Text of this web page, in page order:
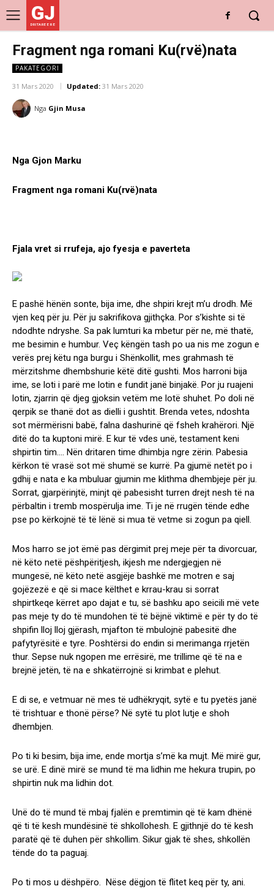
GJ
DRITARE E RE
Fragment nga romani Ku(rvë)nata
PAKATEGORI
31 Mars 2020 Updated: 31 Mars 2020
Nga Gjin Musa
Nga Gjon Marku
Fragment nga romani Ku(rvë)nata
Fjala vret si rrufeja, ajo fyesja e paverteta
E pashë hënën sonte, bija ime, dhe shpiri krejt m’u drodh. Më
vjen keq për ju. Për ju sakrifikova gjithçka. Por s’kishte si të
ndodhte ndryshe. Sa pak lumturi ka mbetur për ne, më thatë,
me besimin e humbur. Veç këngën tash po ua nis me zogun e
verës prej këtu nga burgu i Shënkollit, mes grahmash të
mërzitshme dhembshurie këtë ditë gushti. Mos harroni bija
ime, se loti i parë me lotin e fundit janë binjakë. Por ju ruajeni
lotin, zjarrin që djeg gjoksin vetëm me lotë shuhet. Po doli në
qerpik se thanë dot as dielli i gushtit. Brenda vetes, ndoshta
sot mërmërisni babë, falna dashurinë që fsheh krahërori. Një
ditë do ta kuptoni mirë. E kur të vdes unë, testament keni
shpirtin tim…. Nën dritaren time dhimbja ngre zërin. Pabesia
kërkon të vrasë sot më shumë se kurrë. Pa gjumë netët po i
gdhij e nata e ka mbuluar gjumin me klithma dhembjeje për ju.
Sorrat, gjarpërinjtë, minjt që pabesisht turren drejt nesh të na
përbaltin i tremb mospërulja ime. Ti je në rrugën tënde edhe
pse po kërkojnë të të lënë si mua të vetme si zogun pa qiell.
Mos harro se jot ëmë pas dërgimit prej meje për ta divorcuar,
në këto netë pëshpëritjesh, ikjesh me ndergjegjen në
mungesë, në këto netë asgjëje bashkë me motren e saj
gojëzezë e që si mace këlthet e krrau-krau si sorrat
shpirtkeqe kërret apo dajat e tu, së bashku apo seicili më vete
pas meje ty do të mundohen të të bëjnë viktimë e për ty do të
shpifin lloj lloj gjërash, mjafton të mbulojnë pabesitë dhe
pafytyrësitë e tyre. Poshtërsi do endin si merimanga rrjetën
thur. Sepse nuk ngopen me errësirë, me trillime që të na e
brejnë jetën, të na e shkatërrojnë si krimbat e plehut.
E di se, e vetmuar në mes të udhëkryqit, sytë e tu pyetës janë
të trishtuar e thonë përse? Në sytë tu plot lutje e shoh
dhembjen.
Po ti ki besim, bija ime, ende mortja s’më ka mujt. Më mirë gur,
se urë. E dinë mirë se mund të ma lidhin me hekura trupin, po
shpirtin nuk ma lidhin dot.
Unë do të mund të mbaj fjalën e premtimin që të kam dhënë
që ti të kesh mundësinë të shkollohesh. E gjithnjë do të kesh
paratë që të duhen për shkollim. Sikur gjak të shes, shkollën
tënde do ta paguaj.
Po ti mos u dëshpëro. Nëse dëgjon të flitet keq për ty, ani.